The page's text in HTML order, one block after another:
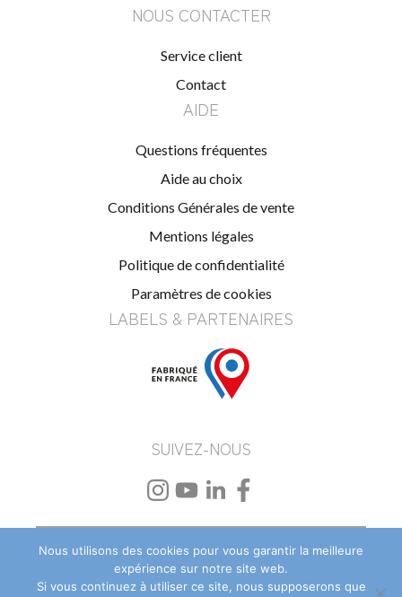
NOUS CONTACTER
Service client
Contact
AIDE
Questions fréquentes
Aide au choix
Conditions Générales de vente
Mentions légales
Politique de confidentialité
Paramètres de cookies
LABELS & PARTENAIRES
SUIVEZ-NOUS
Beach Flag personnalisé–Drapeau et oriflamme
personnalisé–PLV textile et événementielle
Nous utilisons des cookies pour vous garantir la meilleure
expérience sur notre site web.
Si vous continuez à utiliser ce site, nous supposerons que